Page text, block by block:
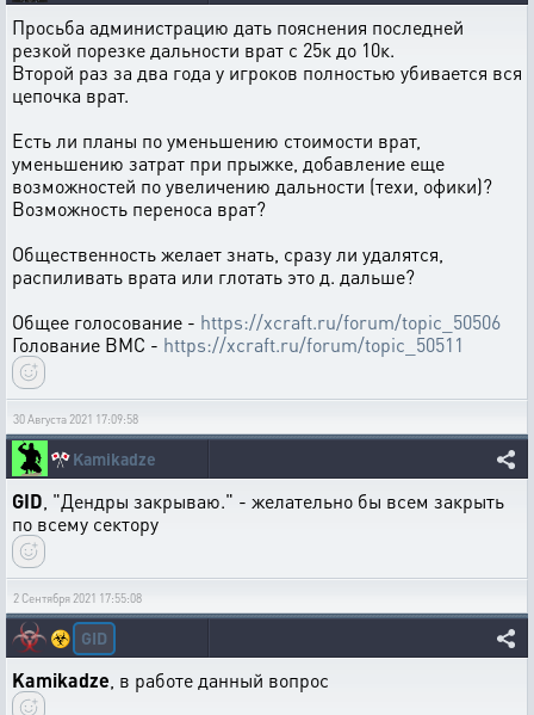
Просьба администрацию дать пояснения последней
резкой порезке дальности врат с 25к до 10к.
Второй раз за два года у игроков полностью убивается вся
цепочка врат.
Есть ли планы по уменьшению стоимости врат,
уменьшению затрат при прыжке, добавление еще
возможностей по увеличению дальности (техи, офики)?
Возможность переноса врат?
Общественность желает знать, сразу ли удалятся,
распиливать врата или глотать это д. дальше?
Общее голосование - https://xcraft.ru/forum/topic_50506
Голование ВМС - https://xcraft.ru/forum/topic_50511
30 Августа 2021 17:09:58
🎌Kamikadze
GID , "Дендры закрываю." - желательно бы всем закрыть
по всему сектору
2 Сентября 2021 17:55:08
☣️ GID
Kamikadze , в работе данный вопрос